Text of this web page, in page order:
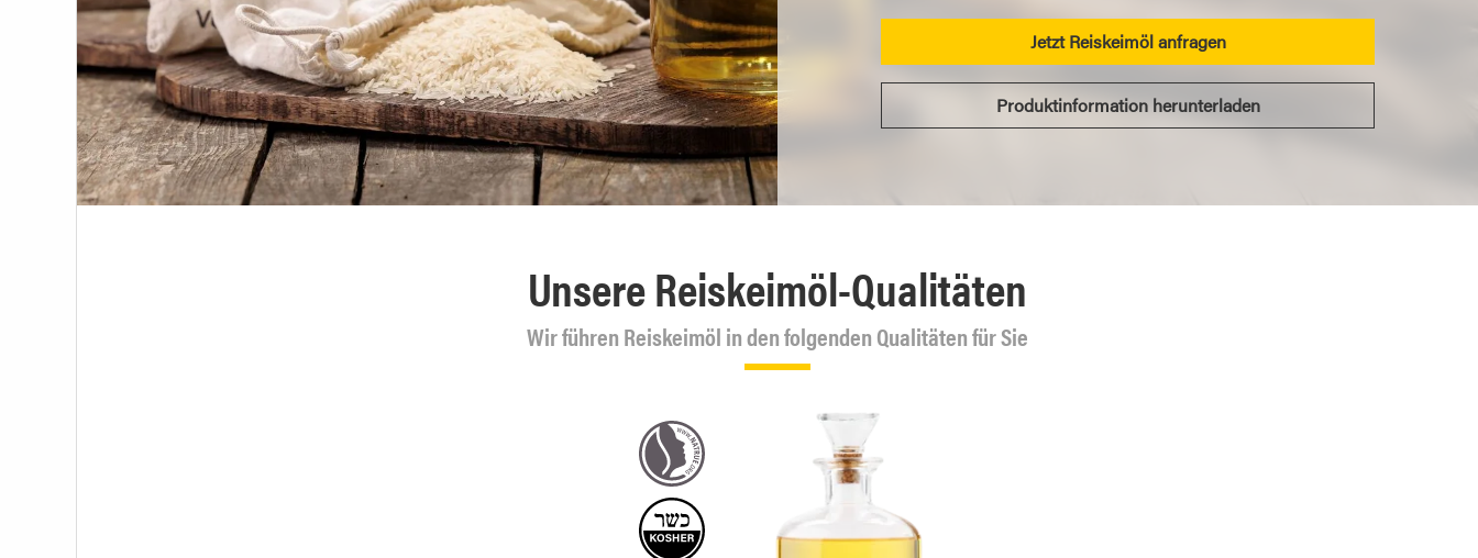
Jetzt Reiskeimöl anfragen
Produktinformation herunterladen
Unsere Reiskeimöl-Qualitäten
Wir führen Reiskeimöl in den folgenden Qualitäten für Sie